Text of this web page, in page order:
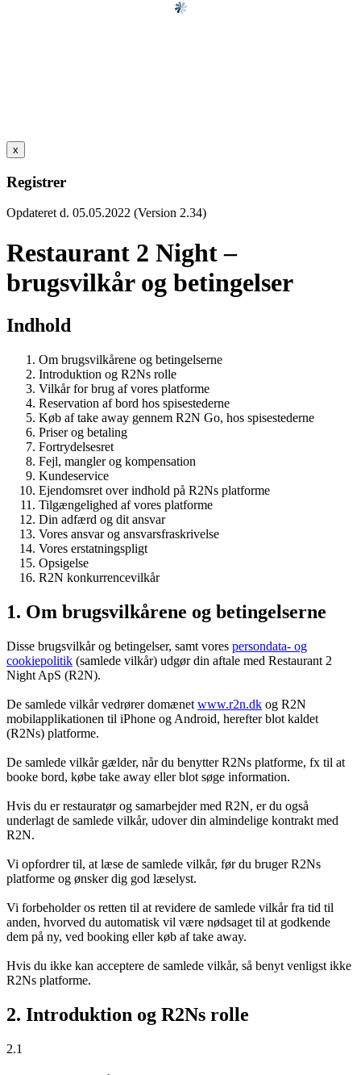
x
Registrer
Opdateret d. 05.05.2022 (Version 2.34)
Restaurant 2 Night –
brugsvilkår og betingelser
Indhold
Om brugsvilkårene og betingelserne
Introduktion og R2Ns rolle
Vilkår for brug af vores platforme
Reservation af bord hos spisestederne
Køb af take away gennem R2N Go, hos spisestederne
Priser og betaling
Fortrydelsesret
Fejl, mangler og kompensation
Kundeservice
Ejendomsret over indhold på R2Ns platforme
Tilgængelighed af vores platforme
Din adfærd og dit ansvar
Vores ansvar og ansvarsfraskrivelse
Vores erstatningspligt
Opsigelse
R2N konkurrencevilkår
1. Om brugsvilkårene og betingelserne
Disse brugsvilkår og betingelser, samt vores persondata- og
cookiepolitik (samlede vilkår) udgør din aftale med Restaurant 2
Night ApS (R2N).
De samlede vilkår vedrører domænet www.r2n.dk og R2N
mobilapplikationen til iPhone og Android, herefter blot kaldet
(R2Ns) platforme.
De samlede vilkår gælder, når du benytter R2Ns platforme, fx til at
booke bord, købe take away eller blot søge information.
Hvis du er restauratør og samarbejder med R2N, er du også
underlagt de samlede vilkår, udover din almindelige kontrakt med
R2N.
Vi opfordrer til, at læse de samlede vilkår, før du bruger R2Ns
platforme og ønsker dig god læselyst.
Vi forbeholder os retten til at revidere de samlede vilkår fra tid til
anden, hvorved du automatisk vil være nødsaget til at godkende
dem på ny, ved booking eller køb af take away.
Hvis du ikke kan acceptere de samlede vilkår, så benyt venligst ikke
R2Ns platforme.
2. Introduktion og R2Ns rolle
2.1